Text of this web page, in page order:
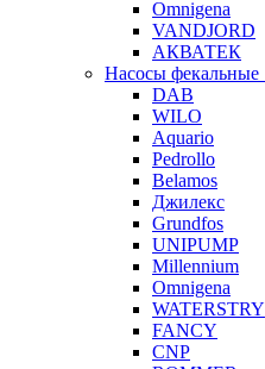
Omnigena
VANDJORD
АКВАТЕК
Насосы фекальные
DAB
WILO
Aquario
Pedrollo
Belamos
Джилекс
Grundfos
UNIPUMP
Millennium
Omnigena
WATERSTRY
FANCY
CNP